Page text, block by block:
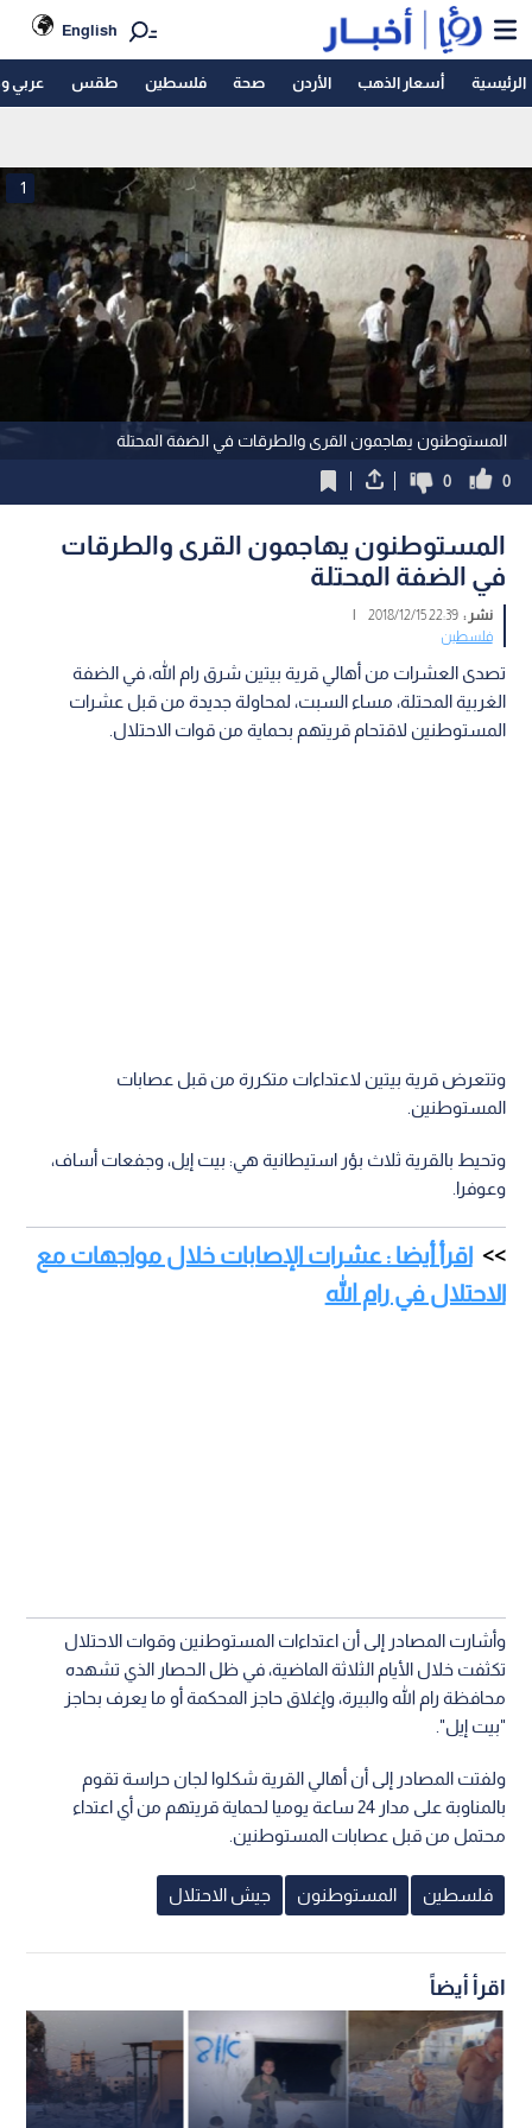
English
الرئيسية أسعار الذهب الأردن صحة فلسطين طقس عربي
المستوطنون يهاجمون القرى والطرقات في الضفة المحتلة
1
0
0
المستوطنون يهاجمون القرى والطرقات
في الضفة المحتلة
نشر :22:39 2018/12/15
|
فلسطين
تصدى العشرات من أهالي قرية بيتين شرق رام الله، في الضفة
الغربية المحتلة، مساء السبت، لمحاولة جديدة من قبل عشرات
المستوطنين لاقتحام قريتهم بحماية من قوات الاحتلال.
وتتعرض قرية بيتين لاعتداءات متكررة من قبل عصابات
المستوطنين.
وتحيط بالقرية ثلاث بؤر استيطانية هي: بيت إيل، وجفعات أساف،
وعوفرا.
اقرأ أيضا : عشرات الإصابات خلال مواجهات مع
الاحتلال في رام الله
وأشارت المصادر إلى أن اعتداءات المستوطنين وقوات الاحتلال
تكثفت خلال الأيام الثلاثة الماضية، في ظل الحصار الذي تشهده
محافظة رام الله والبيرة، وإغلاق حاجز المحكمة أو ما يعرف بحاجز
"بيت إيل".
ولفتت المصادر إلى أن أهالي القرية شكلوا لجان حراسة تقوم
بالمناوبة على مدار 24 ساعة يوميا لحماية قريتهم من أي اعتداء
محتمل من قبل عصابات المستوطنين.
فلسطين المستوطنون جيش الاحتلال
اقرأ أيضاً